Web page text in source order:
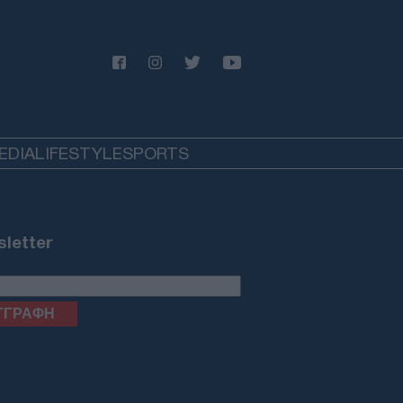
ουκρανικού πολέμου
για την υπόθεση της
— Θα μεταφερθεί στη ΓΑΔΑ
08/26 - 19:22
ανακάλεσαν τη βίζα της
LIFESTYLESPORTS